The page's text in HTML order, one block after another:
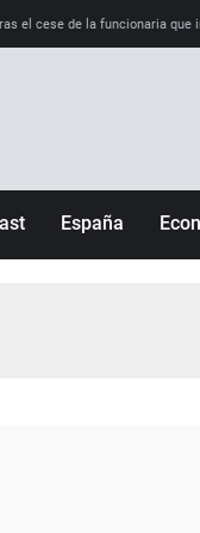
el cese de la funcionaria que
España